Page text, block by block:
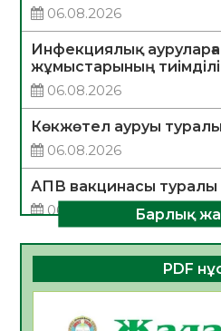
06.08.2026
Инфекциялық
жұмыстарының
06.08.2026
Көкжөтел ауруы туралы
06.08.2026
АПВ вакцинасы туралы
06.08.2026
Open Air: Қызылорда
департаменті 20
көрерменнің
Барлық
PDF